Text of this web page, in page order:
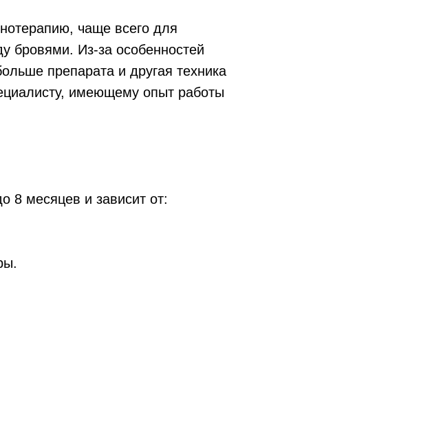
чаще всего для
бровями. Из-за особенностей
препарата и другая техника
имеющему опыт работы
8 месяцев и зависит от: